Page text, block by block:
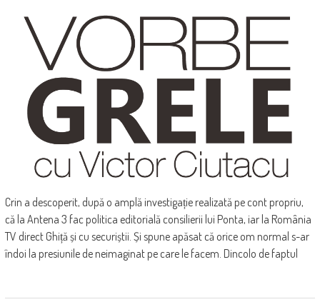
Crin a descoperit, după o amplă investigație realizată pe cont propriu,
că la Antena 3 fac politica editorială consilierii lui Ponta, iar la România
TV direct Ghiță și cu securiștii. Și spune apăsat că orice om normal s-ar
îndoi la presiunile de neimaginat pe care le facem. Dincolo de faptul